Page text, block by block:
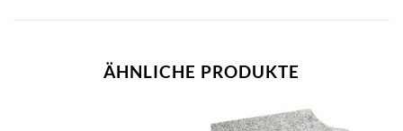
ÄHNLICHE PRODUKTE